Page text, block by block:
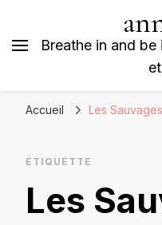
Breathe in and
Accueil Les Sauvages
ÉTIQUETTE
Les